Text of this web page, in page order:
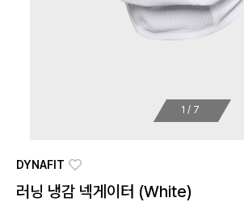
1 / 7
DYNAFIT
러닝 냉감 넥게이터 (White)